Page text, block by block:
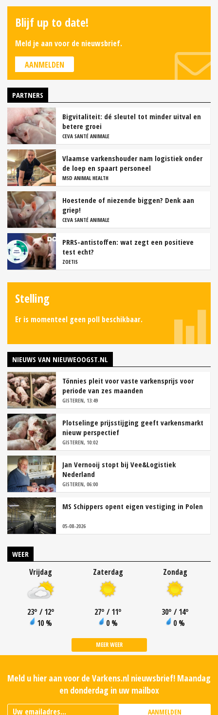
Blijf up to date!
Meld je aan voor de nieuwsbrief.
AANMELDEN
PARTNERS
Bigvitaliteit: dé sleutel tot minder uitval en
betere groei
CEVA SANTÉ ANIMALE
Vlaamse varkenshouder nam logistiek onder
de loep en spaart personeel
MSD ANIMAL HEALTH
Hoestende of niezende biggen? Denk aan
griep!
CEVA SANTÉ ANIMALE
PRRS-antistoffen: wat zegt een positieve
test echt?
ZOETIS
Stelling
Er is momenteel geen poll beschikbaar.
NIEUWS VAN NIEUWEOOGST.NL
Tönnies pleit voor vaste varkensprijs voor
periode van zes maanden
GISTEREN, 13:49
Plotselinge prijsstijging geeft varkensmarkt
nieuw perspectief
GISTEREN, 10:02
Jan Vernooij stopt bij Vee&Logistiek
Nederland
GISTEREN, 06:00
MS Schippers opent eigen vestiging in Polen
05-08-2026
WEER
Vrijdag
23° / 12°
10 %
Zaterdag
27° / 11°
0 %
Zondag
30° / 14°
0 %
MEER WEER
Meld u hier aan voor de Varkens.nl nieuwsbrief! Maandag
en donderdag in uw mailbox
AANMELDEN